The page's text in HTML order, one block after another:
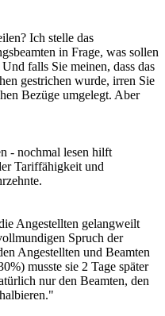
Ich stelle das
in Frage, was sollen
falls Sie meinen, dass das
gestrichen wurde, irren Sie
Bezüge umgelegt. Aber
- nochmal lesen hilft
Tariffähigkeit und
Angestellten gelangweilt
Spruch der
Angestellten und Beamten
musste sie 2 Tage später
nur den Beamten, den